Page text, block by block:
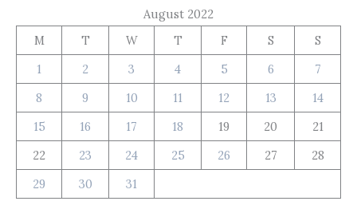
August 2022
M
T W T F S
S
1
2 3 4 5 6
7
8
9 10 11 12 13
14
15
16 17 18 19 20
21
22
23 24 25 26 27
28
29
30 31